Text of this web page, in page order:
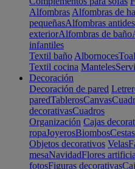
Alfombras Alfombras de
pequeñasAlfombras
exteriorAlfombras de baño
infantiles
Textil baño Albornoces
Textil cocina Manteles
Decoración
Decoración de pared
paredTablerosCanvas
decorativasCuadros
Organización Cajas
ropaJoyerosBiombosCestas
Objetos decorativos Velas
mesaNavidadFlores
fotosFiguras decorativas